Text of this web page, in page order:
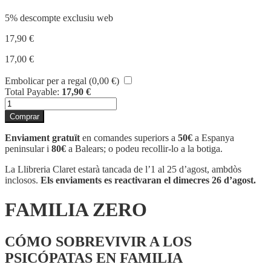
5% descompte exclusiu web
17,90 €
17,00 €
Embolicar per a regal (0,00 €)
Total Payable: 17,90 €
quantitat
de
FAMILIA
ZERO
Comprar
Enviament gratuït en comandes superiors a 50€ a Espanya
peninsular i 80€ a Balears; o podeu recollir-lo a la botiga.
La Llibreria Claret estarà tancada de l’1 al 25 d’agost, ambdòs
inclosos. Els enviaments es reactivaran el dimecres 26 d’agost.
FAMILIA ZERO
CÓMO SOBREVIVIR A LOS
PSICÓPATAS EN FAMILIA